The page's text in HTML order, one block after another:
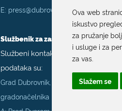
Ova web
iskustvo
za pružanje
i usluge i za
za vas
Slažem se
E: press@dubrovnik.hr
Službenik za zaštitu podataka
Službeni kontakt podaci službenika
podataka su:
Grad Dubrovnik, Upravni odjel za
gradonačelnika